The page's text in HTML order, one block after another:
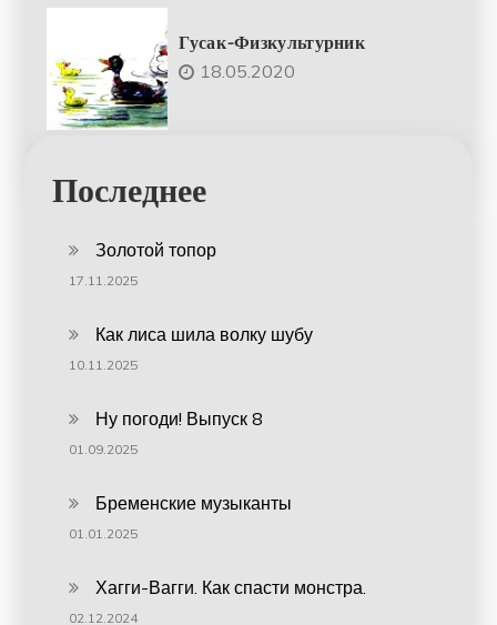
Гусак-Физкультурник
18.05.2020
Последнее
Золотой топор
17.11.2025
Как лиса шила волку шубу
10.11.2025
Ну погоди! Выпуск 8
01.09.2025
Бременские музыканты
01.01.2025
Хагги-Вагги. Как спасти монстра.
02.12.2024